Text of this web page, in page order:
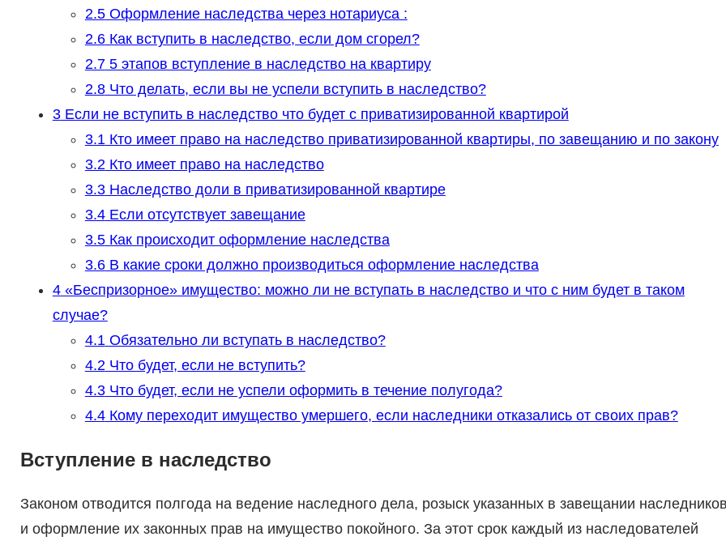
2.5Оформление наследства через нотариуса :
2.6Как вступить в наследство, если дом сгорел?
2.75 этапов вступление в наследство на квартиру
2.8Что делать, если вы не успели вступить в наследство?
3Если не вступить в наследство что будет с приватизированной квартирой
3.1Кто имеет право на наследство приватизированной квартиры, по завещанию и по закону
3.2Кто имеет право на наследство
3.3Наследство доли в приватизированной квартире
3.4Если отсутствует завещание
3.5Как происходит оформление наследства
3.6В какие сроки должно производиться оформление наследства
4«Беспризорное» имущество: можно ли не вступать в наследство и что с ним будет в таком
случае?
4.1Обязательно ли вступать в наследство?
4.2Что будет, если не вступить?
4.3Что будет, если не успели оформить в течение полугода?
4.4Кому переходит имущество умершего, если наследники отказались от своих прав?
Вступление в наследство
Законом отводится полгода на ведение наследного дела, розыск указанных в завещании
и оформление их законных прав на имущество покойного. За этот срок каждый из наследователей